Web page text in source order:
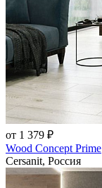
от 1 379 ₽
Wood Concept Prime
Cersanit, Россия